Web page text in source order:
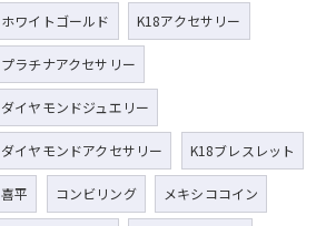
ホワイトゴールド K18アクセサリー
プラチナアクセサリー
ダイヤモンドジュエリー
ダイヤモンドアクセサリー K18ブレスレット
喜平 コンビリング メキシココイン